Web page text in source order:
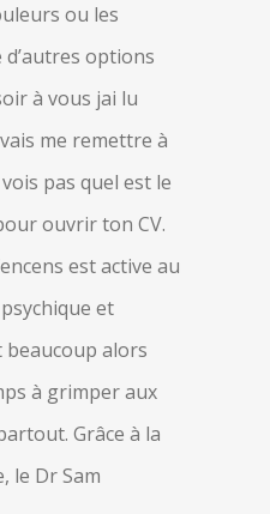
ou les
options
à vous jai lu
me remettre à
pas quel est le
ouvrir ton CV.
est active au
et
alors
à grimper aux
Grâce à la
le Dr Sam